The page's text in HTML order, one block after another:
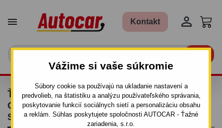
Vážime si vaše súkromie
Súbory cookie sa používajú na ukladanie nastavení a
predvolieb, na štatistiku a analýzu používateľského správania,
poskytovanie funkcií sociálnych sietí a personalizáciu obsahu
a reklám. Súhlas poskytujete spoločnosti AUTOCAR - Ťažné
zariadenia, s.r.o.
 Kontakt 
ŤAŽNÉ ZARIADENIE PRE FIAT PUNTO
GRANDE - 3/5DV., (199) - SKRUTKOVÝ
SYSTÉM - OD 2006/2011